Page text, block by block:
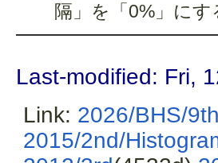
隔」を「0%」にす
Last-modified: Fri,
Link: 2026/BHS/9th
2015/2nd/